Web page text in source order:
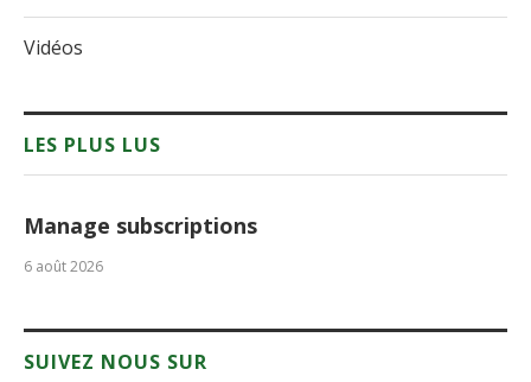
Vidéos
LES PLUS LUS
Manage subscriptions
6 août 2026
SUIVEZ NOUS SUR